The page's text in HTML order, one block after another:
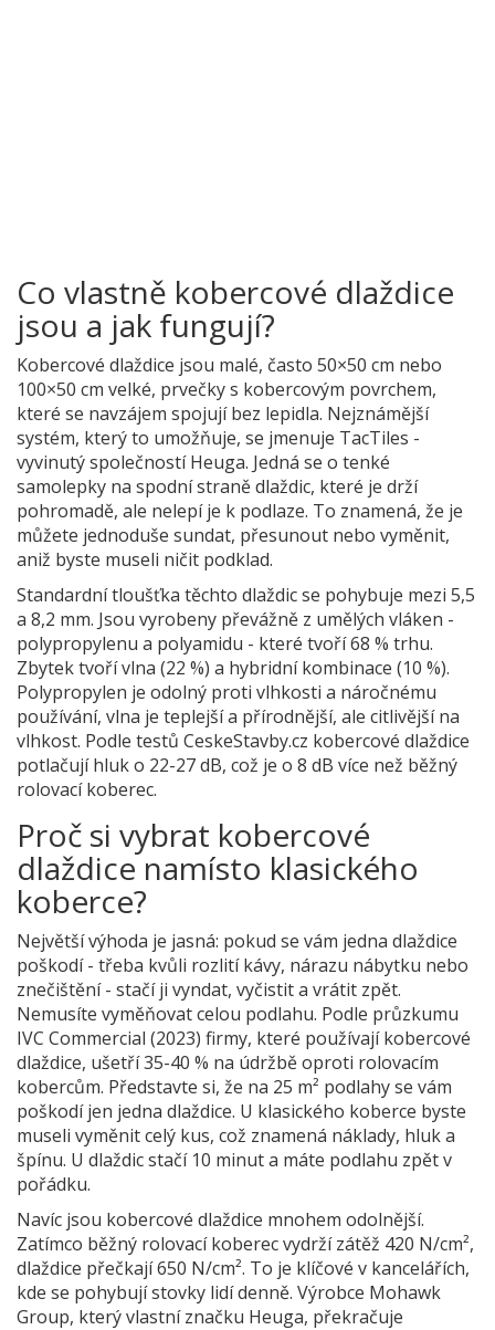
Co vlastně kobercové dlaždice
jsou a jak fungují?
Kobercové dlaždice jsou malé, často 50×50 cm nebo
100×50 cm velké, prvečky s kobercovým povrchem,
které se navzájem spojují bez lepidla. Nejznámější
systém, který to umožňuje, se jmenuje TacTiles -
vyvinutý společností Heuga. Jedná se o tenké
samolepky na spodní straně dlaždic, které je drží
pohromadě, ale nelepí je k podlaze. To znamená, že je
můžete jednoduše sundat, přesunout nebo vyměnit,
aniž byste museli ničit podklad.
Standardní tloušťka těchto dlaždic se pohybuje mezi 5,5
a 8,2 mm. Jsou vyrobeny převážně z umělých vláken -
polypropylenu a polyamidu - které tvoří 68 % trhu.
Zbytek tvoří vlna (22 %) a hybridní kombinace (10 %).
Polypropylen je odolný proti vlhkosti a náročnému
používání, vlna je teplejší a přírodnější, ale citlivější na
vlhkost. Podle testů CeskeStavby.cz kobercové dlaždice
potlačují hluk o 22-27 dB, což je o 8 dB více než běžný
rolovací koberec.
Proč si vybrat kobercové
dlaždice namísto klasického
koberce?
Největší výhoda je jasná: pokud se vám jedna dlaždice
poškodí - třeba kvůli rozlití kávy, nárazu nábytku nebo
znečištění - stačí ji vyndat, vyčistit a vrátit zpět.
Nemusíte vyměňovat celou podlahu. Podle průzkumu
IVC Commercial (2023) firmy, které používají kobercové
dlaždice, ušetří 35-40 % na údržbě oproti rolovacím
kobercům. Představte si, že na 25 m² podlahy se vám
poškodí jen jedna dlaždice. U klasického koberce byste
museli vyměnit celý kus, což znamená náklady, hluk a
špínu. U dlaždic stačí 10 minut a máte podlahu zpět v
pořádku.
Navíc jsou kobercové dlaždice mnohem odolnější.
Zatímco běžný rolovací koberec vydrží zátěž 420 N/cm²,
dlaždice přečkají 650 N/cm². To je klíčové v kancelářích,
kde se pohybují stovky lidí denně. Výrobce Mohawk
Group, který vlastní značku Heuga, překračuje